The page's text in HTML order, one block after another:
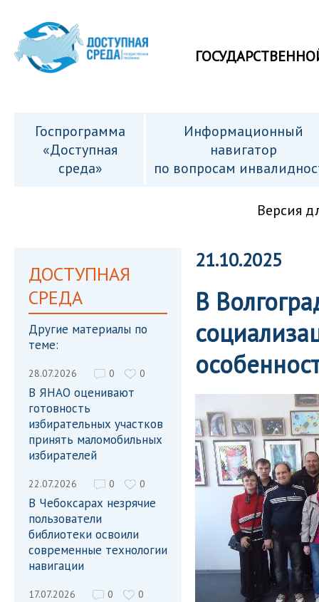
Госпрограмма
«Доступная
среда»
Информационный
навигатор
по вопросам
Версия
ДОСТУПНАЯ
СРЕДА
Другие материалы по
теме:
28.07.2026 0 0
В ЯНАО оценивают
готовность
избирательных участков
принять маломобильных
избирателей
22.07.2026 0 0
В Чебоксарах незрячие
пользователи
библиотеки освоили
современные технологии
навигации
17.07.2026 0 0
21.10.2025
В